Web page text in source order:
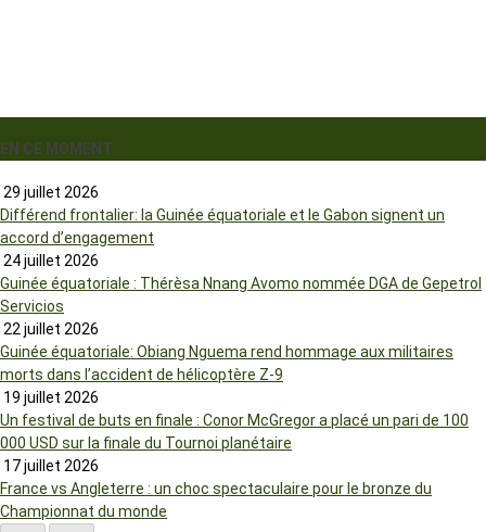
EN CE MOMENT
29 juillet 2026
Différend frontalier: la Guinée équatoriale et le Gabon signent un
accord d’engagement
24 juillet 2026
Guinée équatoriale : Thérèsa Nnang Avomo nommée DGA de Gepetrol
Servicios
22 juillet 2026
Guinée équatoriale: Obiang Nguema rend hommage aux militaires
morts dans l’accident de hélicoptère Z-9
19 juillet 2026
Un festival de buts en finale : Conor McGregor a placé un pari de 100
000 USD sur la finale du Tournoi planétaire
17 juillet 2026
France vs Angleterre : un choc spectaculaire pour le bronze du
Championnat du monde